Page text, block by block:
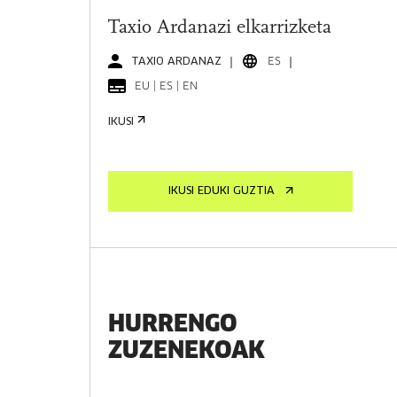
Taxio Ardanazi elkarrizketa
TAXIO ARDANAZ ES
EU | ES | EN
IKUSI
IKUSI EDUKI GUZTIA
HURRENGO
ZUZENEKOAK